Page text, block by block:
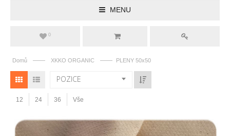
MENU
0
Domů —— XKKO ORGANIC —— PLENY 50x50
POZICE
12 24 36 Vše